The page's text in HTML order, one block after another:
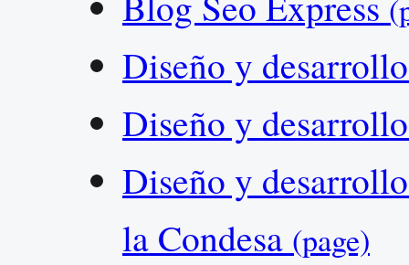
Diseño y
Diseño y
Diseño y
la Condesa (page)